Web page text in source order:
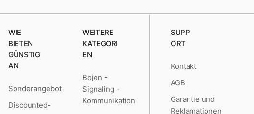
WIE
BIETEN
GÜNSTIG
AN
Sonderangebot
Discounted-
WEITERE
KATEGORI
EN
Bojen -
Signaling -
Kommunikation
SUPP
ORT
Kontakt
AGB
Garantie und
Reklamationen